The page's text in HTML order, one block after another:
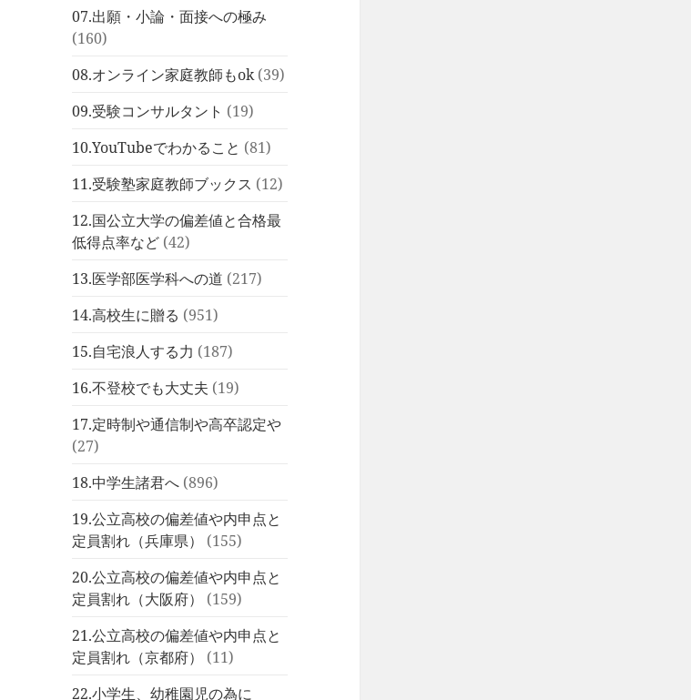
07.出願・小論・面接への極み
(160)
08.オンライン家庭教師もok(39)
09.受験コンサルタント (19)
10.YouTubeでわかること (81)
11.受験塾家庭教師ブックス (12)
12.国公立大学の偏差値と合格最
低得点率など (42)
13.医学部医学科への道 (217)
14.高校生に贈る (951)
15.自宅浪人する力 (187)
16.不登校でも大丈夫 (19)
17.定時制や通信制や高卒認定や
(27)
18.中学生諸君へ (896)
19.公立高校の偏差値や内申点と
定員割れ（兵庫県）
(155)
20.公立高校の偏差値や内申点と
定員割れ（大阪府）
(159)
21.公立高校の偏差値や内申点と
定員割れ（京都府）
(11)
22.小学生、幼稚園児の為に